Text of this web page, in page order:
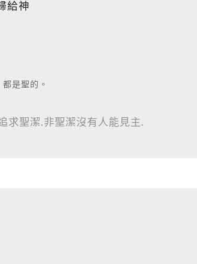
給神
是聖的。
求聖潔.非聖潔沒有人能見主.